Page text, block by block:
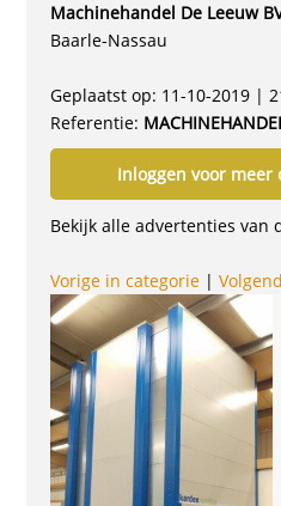
Machinehandel De Leeuw
Baarle-Nassau
Geplaatst op: 11-10-2019 |
Referentie:
Inloggen voor
Bekijk alle advertenties van
Vorige in categorie |